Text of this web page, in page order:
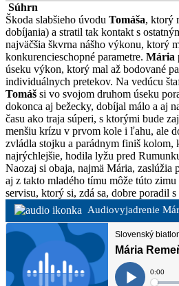
Súhrn
Škoda slabšieho úvodu Tomáša, ktorý
dobíjania) a stratil tak kontakt s
najväčšia škvrna nášho výkonu, ktorý
konkurencieschopné parametre. Mária
úseku výkon, ktorý mal až bodované
individuálnych pretekov. Na vedúcu
Tomáš si vo svojom druhom úseku
dokonca aj bežecky, dobíjal málo a aj
času ako traja súperi, s ktorými bude
menšiu krízu v prvom kole i ľahu, ale
zvládla stojku a parádnym finiš kolom,
najrýchlejšie, hodila lyžu pred
Naozaj si obaja, najmä Mária, zaslúžia
aj z takto mladého tímu môže túto
servisu, ktorý si, zdá sa, dobre poradil
Audiovyjadrenie